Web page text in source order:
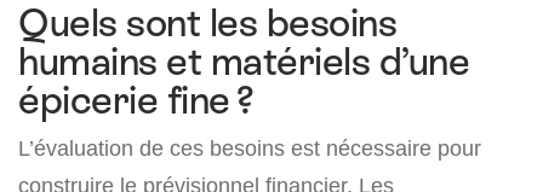
Quels sont les besoins
humains et matériels d’une
épicerie fine ?
L’évaluation de ces besoins est nécessaire pour
construire le prévisionnel financier. Les